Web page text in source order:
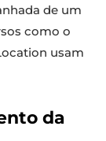
de um
como o
usam
da